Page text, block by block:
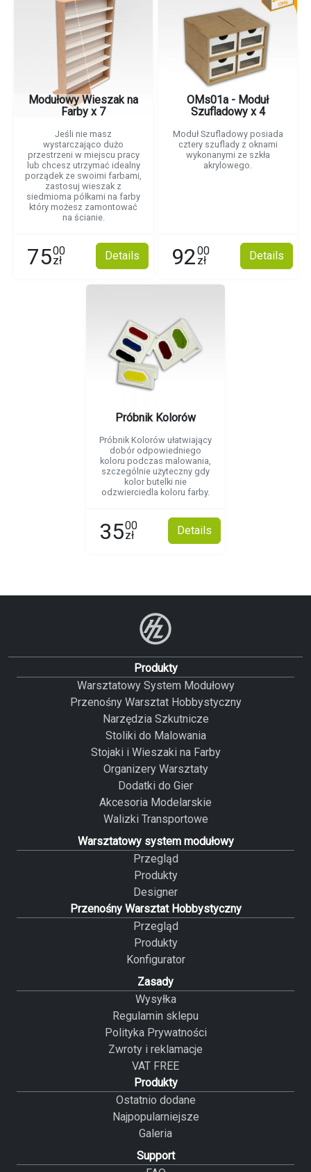
Modułowy Wieszak na
Farby x 7
Jeśli nie masz
wystarczająco dużo
przestrzeni w miejscu pracy
lub chcesz utrzymać idealny
porządek ze swoimi farbami,
zastosuj wieszak z
siedmioma półkami na farby
który możesz zamontować
na ścianie.
7500
zł Details
OMs01a - Moduł
Szufladowy x 4
Moduł Szufladowy posiada
cztery szuflady z oknami
wykonanymi ze szkła
akrylowego.
9200
zł Details
Próbnik Kolorów
Próbnik Kolorów ułatwiający
dobór odpowiedniego
koloru podczas malowania,
szczególnie użyteczny gdy
kolor butelki nie
odzwierciedla koloru farby.
3500
zł Details
Produkty
Warsztatowy System Modułowy
Przenośny Warsztat Hobbystyczny
Narzędzia Szkutnicze
Stoliki do Malowania
Stojaki i Wieszaki na Farby
Organizery Warsztaty
Dodatki do Gier
Akcesoria Modelarskie
Walizki Transportowe
Warsztatowy system modułowy
Przegląd
Produkty
Designer
Przenośny Warsztat Hobbystyczny
Przegląd
Produkty
Konfigurator
Zasady
Wysyłka
Regulamin sklepu
Polityka Prywatności
Zwroty i reklamacje
VAT FREE
Produkty
Ostatnio dodane
Najpopularniejsze
Galeria
Support